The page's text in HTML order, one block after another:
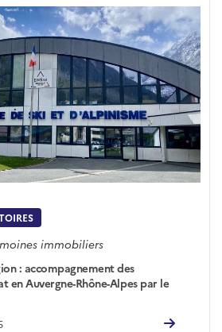
immobiliers
: accompagnement des
en Auvergne-Rhône-Alpes par le